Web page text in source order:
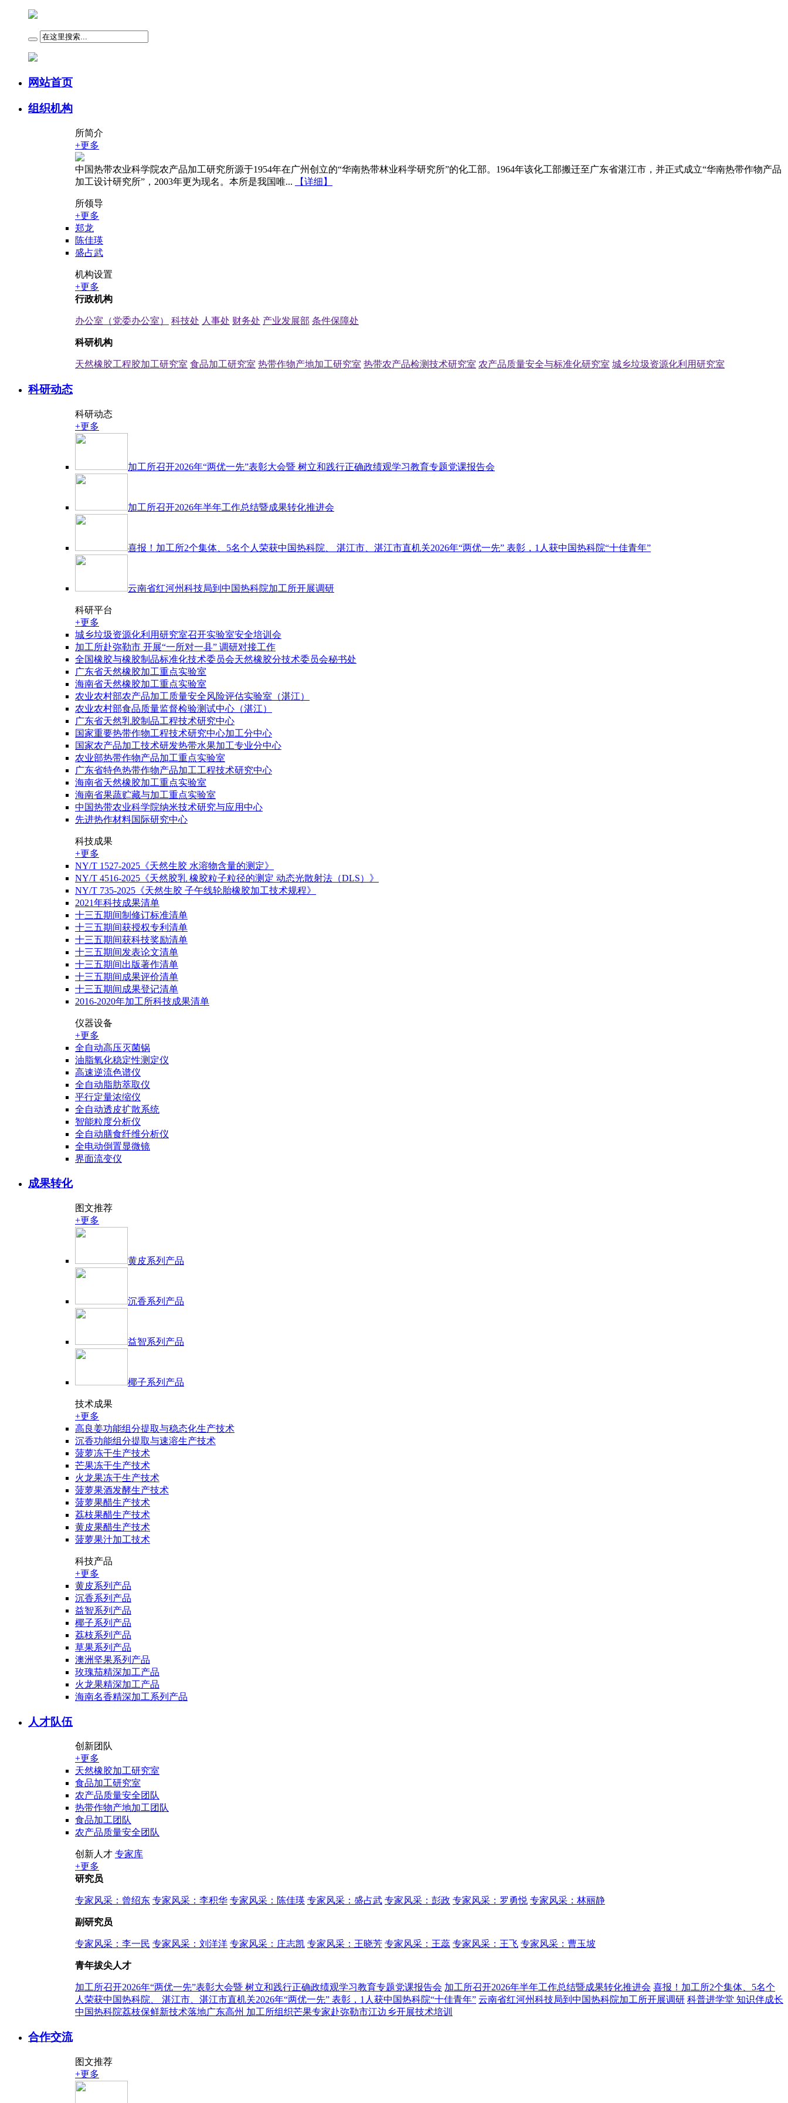
网站首页
组织机构
所简介
+更多
中国热带农业科学院农产品加工研究所源于1954年在广州创立的“华南热带林业科学研究所”的化工部。1964年该化工部搬迁至广东省湛江市，并正式成立“华南热带作物产品
加工设计研究所”，2003年更为现名。本所是我国唯...
【详细】
所领导
+更多
郑龙
陈佳瑛
盛占武
机构设置
+更多
行政机构
办公室（党委办公室） 科技处 人事处 财务处 产业发展部 条件保障处
科研机构
天然橡胶工程胶加工研究室 食品加工研究室 热带作物产地加工研究室 热带农产品检测技术研究室 农产品质量安全与标准化研究室 城乡垃圾资源化利用研究室
科研动态
科研动态
+更多
加工所召开2026年“两优一先”表彰大会暨 树立和践行正确政绩观学习教育专题党课报告会
加工所召开2026年半年工作总结暨成果转化推进会
喜报！加工所2个集体、5名个人荣获中国热科院、 湛江市、湛江市直机关2026年“两优一先” 表彰，1人获中国热科院“十佳青年”
云南省红河州科技局到中国热科院加工所开展调研
科研平台
+更多
城乡垃圾资源化利用研究室召开实验室安全培训会
加工所赴弥勒市 开展“一所对一县” 调研对接工作
全国橡胶与橡胶制品标准化技术委员会天然橡胶分技术委员会秘书处
广东省天然橡胶加工重点实验室
海南省天然橡胶加工重点实验室
农业农村部农产品加工质量安全风险评估实验室（湛江）
农业农村部食品质量监督检验测试中心（湛江）
广东省天然乳胶制品工程技术研究中心
国家重要热带作物工程技术研究中心加工分中心
国家农产品加工技术研发热带水果加工专业分中心
农业部热带作物产品加工重点实验室
广东省特色热带作物产品加工工程技术研究中心
海南省天然橡胶加工重点实验室
海南省果蔬贮藏与加工重点实验室
中国热带农业科学院纳米技术研究与应用中心
先进热作材料国际研究中心
科技成果
+更多
NY/T 1527-2025《天然生胶 水溶物含量的测定》
NY/T 4516-2025《天然胶乳 橡胶粒子粒径的测定 动态光散射法（DLS）》
NY/T 735-2025《天然生胶 子午线轮胎橡胶加工技术规程》
2021年科技成果清单
十三五期间制修订标准清单
十三五期间获授权专利清单
十三五期间获科技奖励清单
十三五期间发表论文清单
十三五期间出版著作清单
十三五期间成果评价清单
十三五期间成果登记清单
2016-2020年加工所科技成果清单
仪器设备
+更多
全自动高压灭菌锅
油脂氧化稳定性测定仪
高速逆流色谱仪
全自动脂肪萃取仪
平行定量浓缩仪
全自动透皮扩散系统
智能粒度分析仪
全自动膳食纤维分析仪
全电动倒置显微镜
界面流变仪
成果转化
图文推荐
+更多
黄皮系列产品
沉香系列产品
益智系列产品
椰子系列产品
技术成果
+更多
高良姜功能组分提取与稳态化生产技术
沉香功能组分提取与速溶生产技术
菠萝冻干生产技术
芒果冻干生产技术
火龙果冻干生产技术
菠萝果酒发酵生产技术
菠萝果醋生产技术
荔枝果醋生产技术
黄皮果醋生产技术
菠萝果汁加工技术
科技产品
+更多
黄皮系列产品
沉香系列产品
益智系列产品
椰子系列产品
荔枝系列产品
草果系列产品
澳洲坚果系列产品
玫瑰茄精深加工产品
火龙果精深加工产品
海南名香精深加工系列产品
人才队伍
创新团队
+更多
天然橡胶加工研究室
食品加工研究室
农产品质量安全团队
热带作物产地加工团队
食品加工团队
农产品质量安全团队
创新人才 专家库
+更多
研究员
专家风采：曾绍东 专家风采：李积华 专家风采：陈佳瑛 专家风采：盛占武 专家风采：彭政 专家风采：罗勇悦 专家风采：林丽静
副研究员
专家风采：李一民 专家风采：刘洋洋 专家风采：庄志凯 专家风采：王晓芳 专家风采：王蕊 专家风采：王飞 专家风采：曹玉坡
青年拔尖人才
加工所召开2026年“两优一先”表彰大会暨 树立和践行正确政绩观学习教育专题党课报告会 加工所召开2026年半年工作总结暨成果转化推进会 喜报！加工所2个集体、5名个
人荣获中国热科院、 湛江市、湛江市直机关2026年“两优一先” 表彰，1人获中国热科院“十佳青年” 云南省红河州科技局到中国热科院加工所开展调研 科普进学堂 知识伴成长
中国热科院荔枝保鲜新技术落地广东高州 加工所组织芒果专家赴弥勒市江边乡开展技术培训
合作交流
图文推荐
+更多